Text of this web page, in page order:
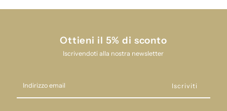
Ottieni il 5% di sconto
Iscrivendoti alla nostra newsletter
email